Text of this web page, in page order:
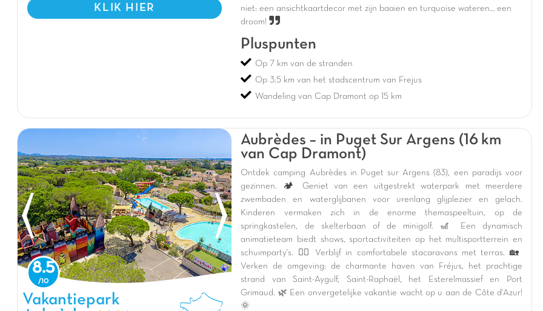
KLIK HIER
niet: eenansichtkaartdecor met zijn baaien enturquoise watereneen
droom!
Pluspunten
Op 7 km van de stranden
Op 3.5 km van het stadscentrum van Frejus
Wandeling van Cap Dramont op 15 km
Vakantiepark Aubrèdes, Vakantiepark Provence-Alpen-Côte
d'Azur
8.5
Vakantiepark
Aubrèdes – in Puget Sur Argens (16 km
van Cap Dramont)
Ontdek camping Aubrèdes in Puget sur Argens (83), een paradijs voor
gezinnen. 🏕️ Geniet van een uitgestrekt waterpark met meerdere
zwembaden en waterglijbanen voor urenlang glijplezier en gelach.
Kinderen vermaken zich in de enorme themaspeeltuin, op de
springkastelen, de skelterbaan of de minigolf. 🎢 Een dynamisch
animatieteam biedt shows, sportactiviteiten op het multisportterrein en
schuimparty's. 🤸‍♂️ Verblijf in comfortabele stacaravans met terras. 🏡
Verken de omgeving: de charmante haven van Fréjus, het prachtige
strand van Saint-Aygulf, Saint-Raphaël, het Esterelmassief en Port
Grimaud. 🌿 Een onvergetelijke vakantie wacht op u aan de Côte d'Azur!
🌞